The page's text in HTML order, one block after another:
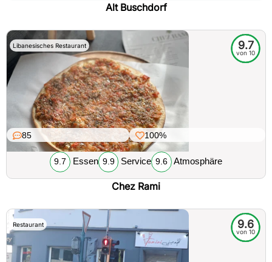
Alt Buschdorf
Libanesisches Restaurant 9.7
von 10
85 100%
9.7 Essen 9.9 Service 9.6 Atmosphäre
Chez Rami
Restaurant 9.6
von 10